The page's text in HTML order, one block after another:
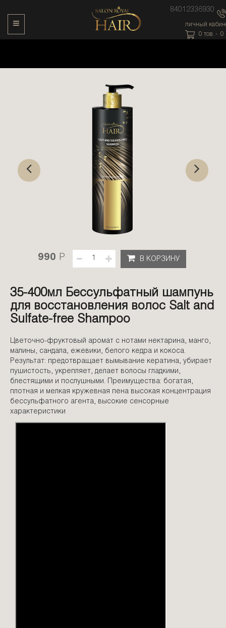
84012336930
личный
0 тов. - 0
Toggle Navigation
990 P В КОРЗИНУ
35-400мл Бессульфатный шампунь
для восстановления волос Salt and
Sulfate-free Shampoo
Цветочно-фруктовый аромат с нотами нектарина, манго,
малины, сандала, ежевики, белого кедра и кокоса.
Результат: предотвращает вымывание кератина, убирает
пушистость, укрепляет, делает волосы гладкими,
блестящими и послушными. Преимущества: богатая,
плотная и мелкая кружевная пена высокая концентрация
бессульфатного агента, высокие сенсорные
характеристики